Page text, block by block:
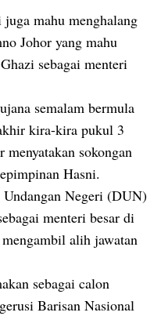
mahu menghalang
Johor yang mahu
sebagai menteri
semalam bermula
kira-kira pukul 3
menyatakan sokongan
Hasni.
Negeri (DUN)
menteri besar di
alih jawatan
sebagai calon
Barisan Nasional